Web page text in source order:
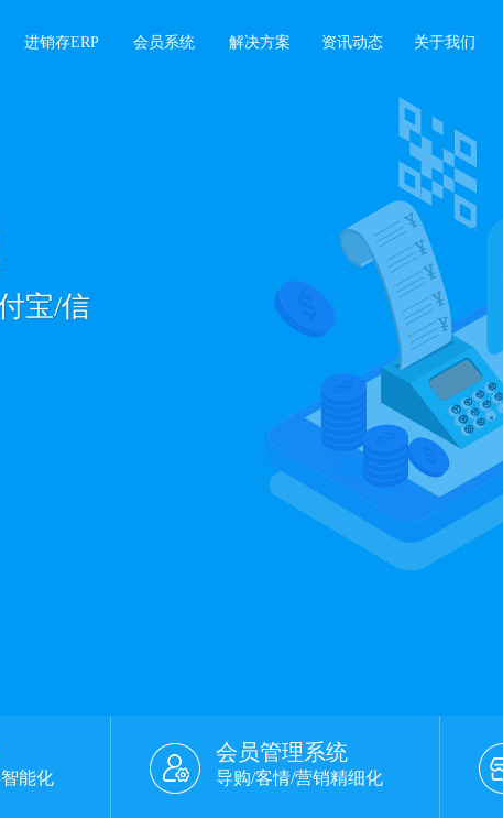
进销存ERP 会员系统 解决方案 资讯动态 关于我们
宝/信
能化
会员管理系统
导购/客情/营销精细化